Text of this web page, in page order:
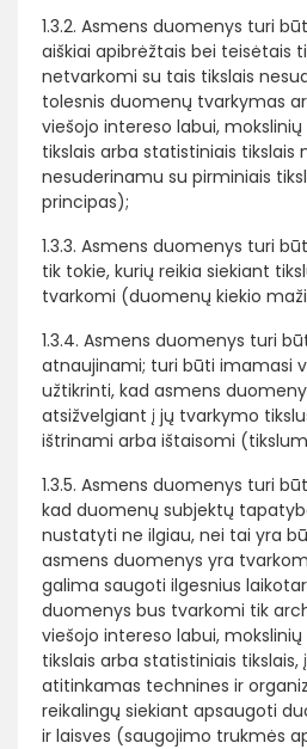
1.3.2. Asmens duomenys turi
aiškiai apibrėžtais bei teisėtais
netvarkomi su tais tikslais
tolesnis duomenų tvarkymas
viešojo intereso labui,
tikslais arba statistiniais tikslais
nesuderinamu su pirminiais
principas);
1.3.3. Asmens duomenys turi
tik tokie, kurių reikia siekiant
tvarkomi (duomenų kiekio
1.3.4. Asmens duomenys turi
atnaujinami; turi būti imamasi
užtikrinti, kad asmens
atsižvelgiant į jų tvarkymo
ištrinami arba ištaisomi
1.3.5. Asmens duomenys turi
kad duomenų subjektų
nustatyti ne ilgiau, nei tai yra
asmens duomenys yra
galima saugoti ilgesnius
duomenys bus tvarkomi tik
viešojo intereso labui,
tikslais arba statistiniais tikslais,
atitinkamas technines ir
reikalingų siekiant apsaugoti
ir laisves (saugojimo trukmės